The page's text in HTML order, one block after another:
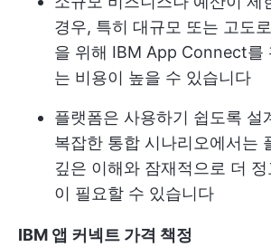
경우, 특히 대규모 또는 고도
을 위해 IBM App Connect를
는 비용이 높을 수 있습니다
플랫폼은 사용하기 쉽도록 설
복잡한 통합 시나리오에서는
깊은 이해와 잠재적으로 더
이 필요할 수 있습니다
IBM 앱 커넥트 가격 책정